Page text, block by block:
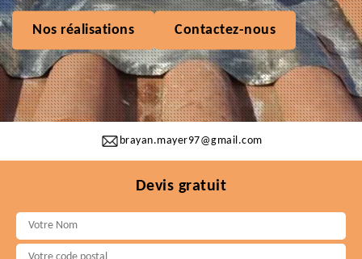
brayan.mayer97@gmail.com
Nos réalisations Contactez-nous
Devis gratuit